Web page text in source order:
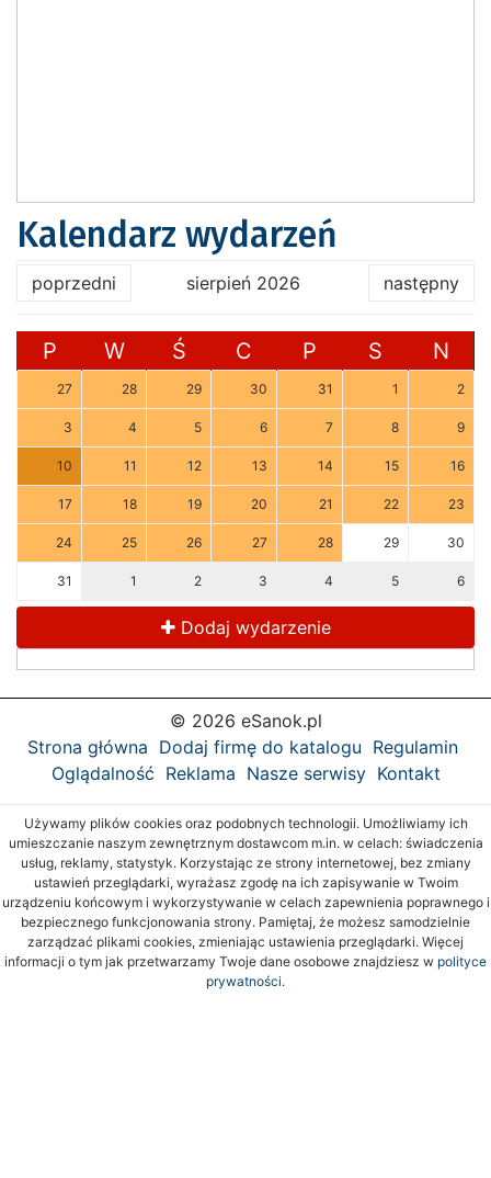
Kalendarz wydarzeń
poprzedni sierpień 2026 następny
P W Ś C P S N
27 28 29 30 31 1 2
3 4 5 6 7 8 9
10 11 12 13 14 15 16
17 18 19 20 21 22 23
24 25 26 27 28 29 30
31 1 2 3 4 5 6
Dodaj wydarzenie
© 2026 eSanok.pl
Strona główna Dodaj firmę do katalogu Regulamin
Oglądalność Reklama Nasze serwisy Kontakt
Używamy plików cookies oraz podobnych technologii. Umożliwiamy ich
umieszczanie naszym zewnętrznym dostawcom m.in. w celach: świadczenia
usług, reklamy, statystyk. Korzystając ze strony internetowej, bez zmiany
ustawień przeglądarki, wyrażasz zgodę na ich zapisywanie w Twoim
urządzeniu końcowym i wykorzystywanie w celach zapewnienia poprawnego i
bezpiecznego funkcjonowania strony. Pamiętaj, że możesz samodzielnie
zarządzać plikami cookies, zmieniając ustawienia przeglądarki. Więcej
informacji o tym jak przetwarzamy Twoje dane osobowe znajdziesz w polityce
prywatności.